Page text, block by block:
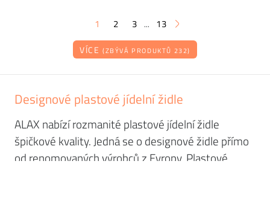
1 2 3 ... 13
VÍCE (ZBÝVÁ PRODUKTŮ 232)
Designové plastové jídelní židle
ALAX nabízí rozmanité plastové jídelní židle
špičkové kvality. Jedná se o designové židle přímo
od renomovaných výrobců z Evropy. Plastové